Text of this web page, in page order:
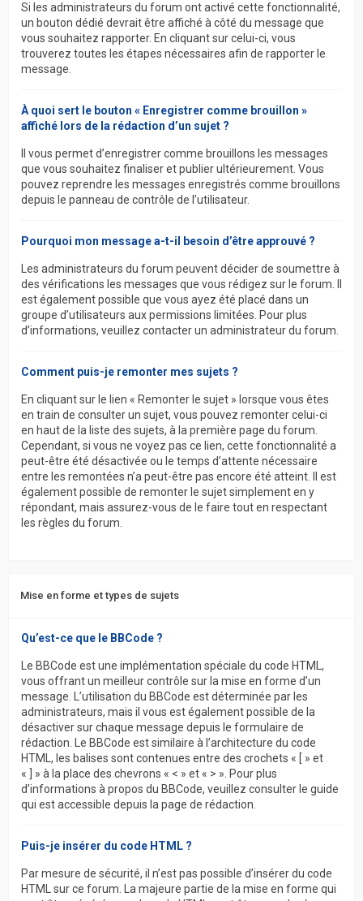
Si les administrateurs du forum ont activé cette fonctionnalité,
un bouton dédié devrait être affiché à côté du message que
vous souhaitez rapporter. En cliquant sur celui-ci, vous
trouverez toutes les étapes nécessaires afin de rapporter le
message.
À quoi sert le bouton « Enregistrer comme brouillon »
affiché lors de la rédaction d’un sujet ?
Il vous permet d’enregistrer comme brouillons les messages
que vous souhaitez finaliser et publier ultérieurement. Vous
pouvez reprendre les messages enregistrés comme brouillons
depuis le panneau de contrôle de l’utilisateur.
Pourquoi mon message a-t-il besoin d’être approuvé ?
Les administrateurs du forum peuvent décider de soumettre à
des vérifications les messages que vous rédigez sur le forum. Il
est également possible que vous ayez été placé dans un
groupe d’utilisateurs aux permissions limitées. Pour plus
d’informations, veuillez contacter un administrateur du forum.
Comment puis-je remonter mes sujets ?
En cliquant sur le lien « Remonter le sujet » lorsque vous êtes
en train de consulter un sujet, vous pouvez remonter celui-ci
en haut de la liste des sujets, à la première page du forum.
Cependant, si vous ne voyez pas ce lien, cette fonctionnalité a
peut-être été désactivée ou le temps d’attente nécessaire
entre les remontées n’a peut-être pas encore été atteint. Il est
également possible de remonter le sujet simplement en y
répondant, mais assurez-vous de le faire tout en respectant
les règles du forum.
Mise en forme et types de sujets
Qu’est-ce que le BBCode ?
Le BBCode est une implémentation spéciale du code HTML,
vous offrant un meilleur contrôle sur la mise en forme d’un
message. L’utilisation du BBCode est déterminée par les
administrateurs, mais il vous est également possible de la
désactiver sur chaque message depuis le formulaire de
rédaction. Le BBCode est similaire à l’architecture du code
HTML, les balises sont contenues entre des crochets « [ » et
« ] » à la place des chevrons « < » et « > ». Pour plus
d’informations à propos du BBCode, veuillez consulter le guide
qui est accessible depuis la page de rédaction.
Puis-je insérer du code HTML ?
Par mesure de sécurité, il n’est pas possible d’insérer du code
HTML sur ce forum. La majeure partie de la mise en forme qui